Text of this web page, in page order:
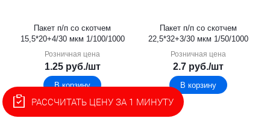
Пакет п/п со скотчем
15,5*20+4/30 мкм 1/100/1000
Розничная цена
1.25руб./шт
В корзину
Пакет п/п со скотчем
22,5*32+3/30 мкм 1/50/1000
Розничная цена
2.7 руб./шт
В корзину
РАССЧИТАТЬ ЦЕНУ ЗА 1 МИНУТУ